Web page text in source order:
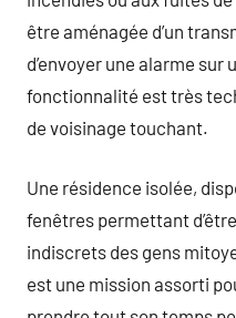
être aménagée d’un
d’envoyer une alarme sur
fonctionnalité est très
de voisinage touchant.
Une résidence isolée,
fenêtres permettant
indiscrets des gens
est une mission assorti